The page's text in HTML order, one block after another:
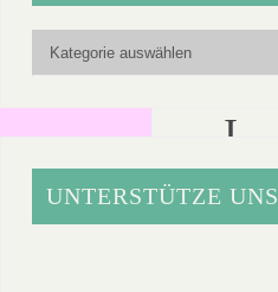
n
M
I
D
UNTERSTÜTZE UNS